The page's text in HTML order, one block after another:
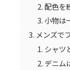
配色を
小物は
メンズで
シャツ
デニム